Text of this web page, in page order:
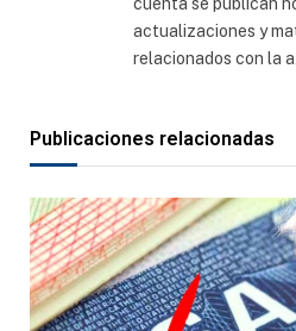
actualizaciones y
relacionados con la
Publicaciones relacionadas